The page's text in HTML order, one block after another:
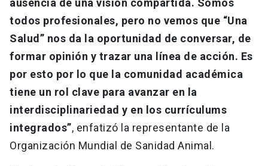
ausencia de una visión compartida. Somos
todos profesionales, pero no vemos que “Una
Salud” nos da la oportunidad de conversar, de
formar opinión y trazar una línea de acción. Es
por esto por lo que la comunidad académica
tiene un rol clave para avanzar en la
interdisciplinariedad y en los currículums
integrados”, enfatizó la representante de la
Organización Mundial de Sanidad Animal.